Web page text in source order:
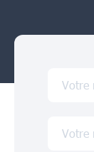
Votre
Votre